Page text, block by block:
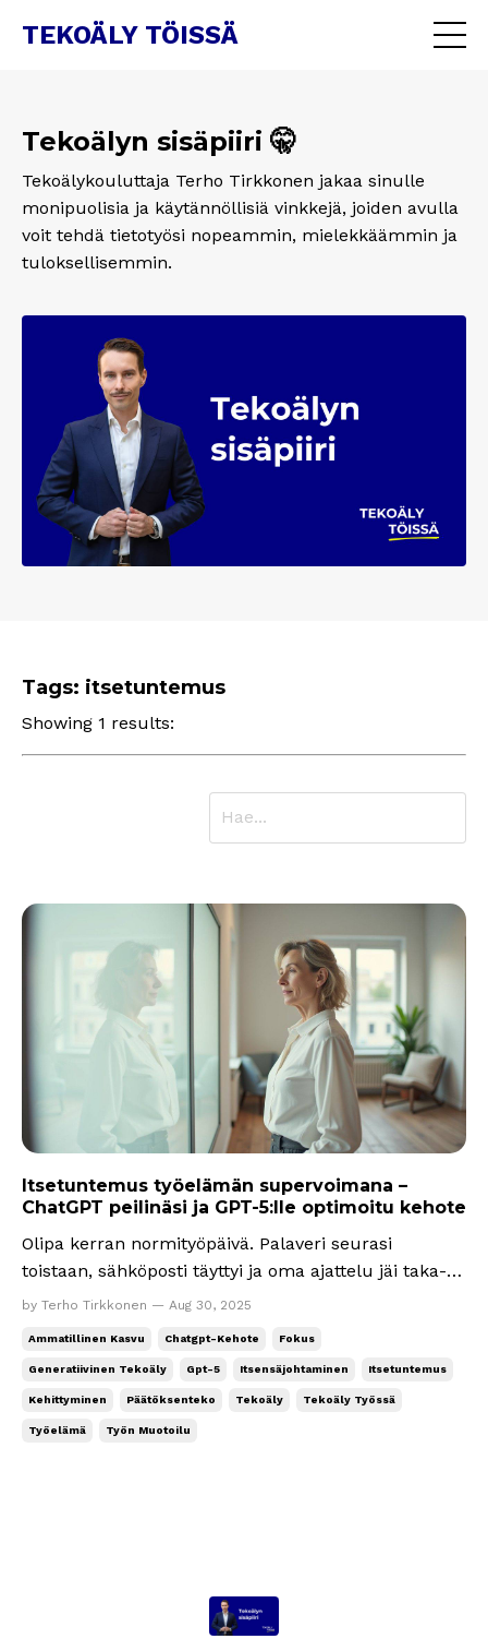
TEKOÄLY TÖISSÄ
Tekoälyn sisäpiiri 🤫
Tekoälykouluttaja Terho Tirkkonen jakaa sinulle
monipuolisia ja käytännöllisiä vinkkejä, joiden avulla
voit tehdä tietotyösi nopeammin, mielekkäämmin ja
tuloksellisemmin.
Tags: itsetuntemus
Showing 1 results:
Itsetuntemus työelämän supervoimana –
ChatGPT peilinäsi ja GPT-5:lle optimoitu kehote
Olipa kerran normityöpäivä. Palaveri seurasi
toistaan, sähköposti täyttyi ja oma ajattelu jäi taka-
alalle. Joka päivä samat rutiinit ohjasivat työpäivien
tärkeää? Missä olen parhaimmillani? Saapui
viikonlo...
by Terho Tirkkonen — Aug 30, 2025
Ammatillinen Kasvu Chatgpt-Kehote Fokus
Generatiivinen Tekoäly Gpt-5 Itsensäjohtaminen Itsetuntemus
Kehittyminen Päätöksenteko Tekoäly Tekoäly Työssä
Työelämä Työn Muotoilu